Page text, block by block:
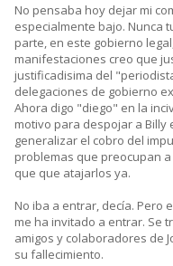
No pensaba hoy dejar mi
especialmente bajo. Nunca
parte, en este gobierno
manifestaciones creo que
justificadisima del
delegaciones de gobierno
Ahora digo "diego" en la
motivo para despojar a Billy
generalizar el cobro del
problemas que preocupan
que que atajarlos ya.
No iba a entrar, decía. Pero
me ha invitado a entrar. Se
amigos y colaboradores de
su fallecimiento.